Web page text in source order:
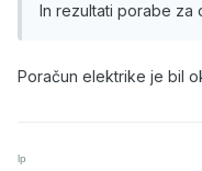
In rezultati porabe za
Poračun elektrike je bil
lp